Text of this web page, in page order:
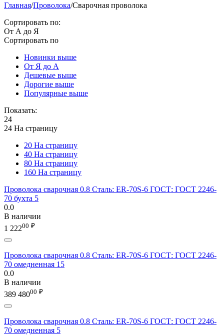
Главная/Проволока/Сварочная проволока
Сортировать по:
От А до Я
Сортировать по
Новинки выше
От Я до А
Дешевые выше
Дорогие выше
Популярные выше
Показать:
24
24 На страницу
20 На страницу
40 На страницу
80 На страницу
160 На страницу
Проволока сварочная 0.8 Сталь: ER-70S-6 ГОСТ: ГОСТ 2246-
70 бухта 5
0.0
В наличии
1 22200 ₽
Проволока сварочная 0.8 Сталь: ER-70S-6 ГОСТ: ГОСТ 2246-
70 омедненная 15
0.0
В наличии
389 48000 ₽
Проволока сварочная 0.8 Сталь: ER-70S-6 ГОСТ: ГОСТ 2246-
70 омедненная 5